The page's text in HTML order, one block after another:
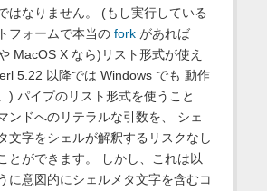
はなりません。 (もし実行している
フォームで本当の forkがあれば
MacOS X なら)リスト形式が使え
5.22 以降では Windows でも 動作
) パイプのリスト形式を使うこと
ンドへのリテラルな引数を、 シェ
文字をシェルが解釈するリスクなし
とができます。 しかし、これは以
に意図的にシェルメタ文字を含むコ